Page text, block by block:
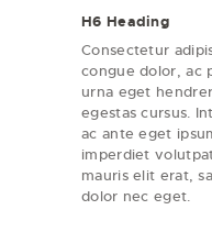
H6 Heading
Consectetur
congue dolor, ac
urna eget
egestas cursus.
ac ante eget
imperdiet
mauris elit erat,
dolor nec eget.